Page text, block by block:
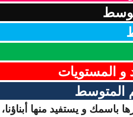
و المستويات
المتوسط
باسمك و يستفيد منها